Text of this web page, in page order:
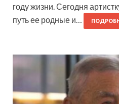
году жизни. Сегодня
путь ее родные и…